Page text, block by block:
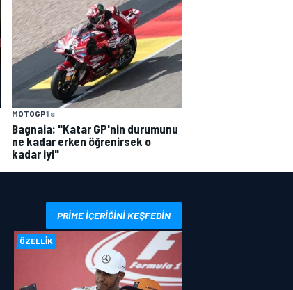
MOTOGP1 s
Bagnaia: "Katar GP'nin durumunu
ne kadar erken öğrenirsek o
kadar iyi"
PRIME IÇERIĞINI KEŞFEDIN
ÖZELLIK